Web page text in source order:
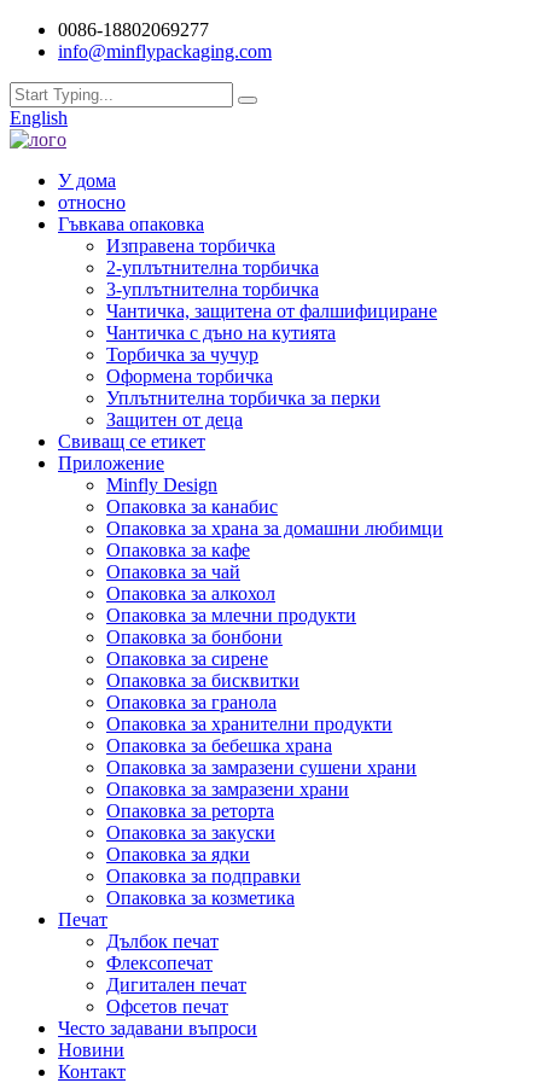
0086-18802069277
info@minflypackaging.com
English
У дома
относно
Гъвкава опаковка
Изправена торбичка
2-уплътнителна торбичка
3-уплътнителна торбичка
Чантичка, защитена от фалшифициране
Чантичка с дъно на кутията
Торбичка за чучур
Оформена торбичка
Уплътнителна торбичка за перки
Защитен от деца
Свиващ се етикет
Приложение
Minfly Design
Опаковка за канабис
Опаковка за храна за домашни любимци
Опаковка за кафе
Опаковка за чай
Опаковка за алкохол
Опаковка за млечни продукти
Опаковка за бонбони
Опаковка за сирене
Опаковка за бисквитки
Опаковка за гранола
Опаковка за хранителни продукти
Опаковка за бебешка храна
Опаковка за замразени сушени храни
Опаковка за замразени храни
Опаковка за реторта
Опаковка за закуски
Опаковка за ядки
Опаковка за подправки
Опаковка за козметика
Печат
Дълбок печат
Флексопечат
Дигитален печат
Офсетов печат
Често задавани въпроси
Новини
Контакт